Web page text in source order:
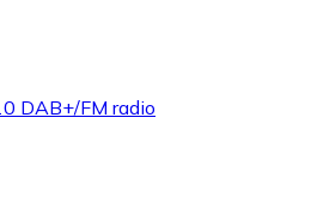
DAB+/FM radio